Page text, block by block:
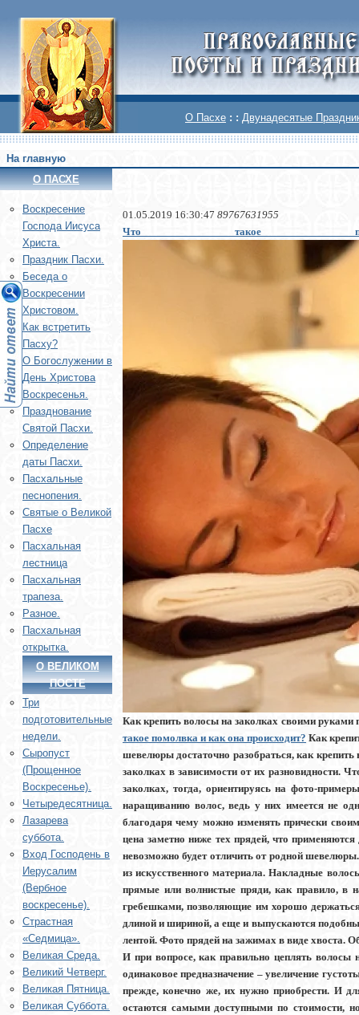
О Пасхе : : Двунадесятые
На главную
О ПАСХЕ
Воскреcение
Господа Иисуса
Христа.
Праздник Пасхи.
Беседа о
Воскресении
Христовом.
Как встретить
Пасху?
О Богослужении в
День Христова
Воскресенья.
Празднование
Святой Пасхи.
Определение
даты Пасхи.
Пасхальные
песнопения.
Святые о Великой
Пасхе
Пасхальная
лестница
Пасхальная
трапеза.
Разное.
Пасхальная
открытка.
О ВЕЛИКОМ
ПОСТЕ
Три
подготовительные
недели.
Сыропуст
(Прощенное
Воскресенье).
Четыредесятница.
Лазарева
суббота.
Вход Господень в
Иерусалим
(Вербное
воскресенье).
Страстная
«Седмица».
Великая Среда.
Великий Четверг.
Великая Пятница.
Великая Суббота.
01.05.2019 16:30:47 89767631955
Что такое
Как крепить волосы на заколках своими руками
такое помолвка и как она происходит? Как
шевелюры достаточно разобраться, как
заколках в зависимости от их разновидности.
заколках, тогда, ориентируясь на фото-
наращиванию волос, ведь у них имеется не
благодаря чему можно изменять прически
цена заметно ниже тех прядей, что
невозможно будет отличить от родной
из искусственного материала. Накладные
прямые или волнистые пряди, как правило, в
гребешками, позволяющие им хорошо
длиной и шириной, а еще и выпускаются
лентой. Фото прядей на зажимах в виде хвоста.
И при вопросе, как правильно цеплять волосы
одинаковое предназначение – увеличение
прежде, конечно же, их нужно приобрести. И
остаются самыми доступными по стоимости,